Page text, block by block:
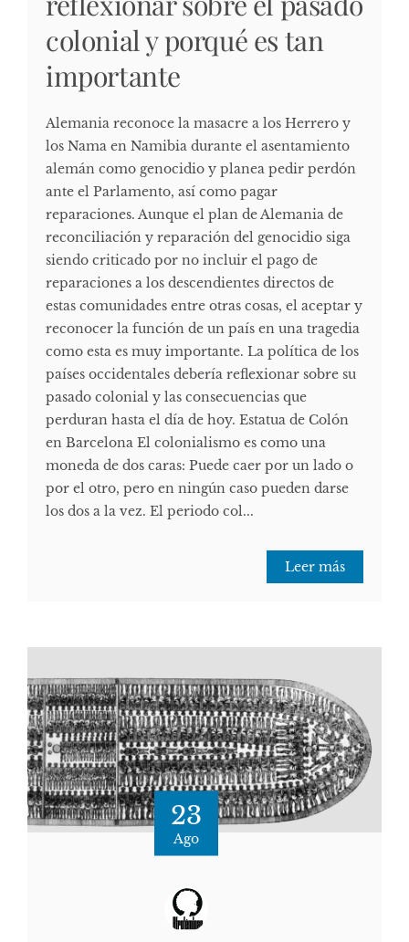
colonial y porqué es tan
importante
Alemania reconoce la masacre a los Herrero y
los Nama en Namibia durante el asentamiento
alemán como genocidio y planea pedir perdón
ante el Parlamento, así como pagar
reparaciones. Aunque el plan de Alemania de
reconciliación y reparación del genocidio siga
siendo criticado por no incluir el pago de
reparaciones a los descendientes directos de
estas comunidades entre otras cosas, el aceptar y
reconocer la función de un país en una tragedia
como esta es muy importante. La política de los
países occidentales debería reflexionar sobre su
pasado colonial y las consecuencias que
perduran hasta el día de hoy. Estatua de Colón
en Barcelona El colonialismo es como una
moneda de dos caras: Puede caer por un lado o
por el otro, pero en ningún caso pueden darse
los dos a la vez. El periodo col...
Leer más
23
Ago